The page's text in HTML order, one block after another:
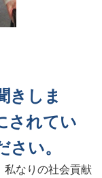
きしま
されてい
い。
なりの社会貢献